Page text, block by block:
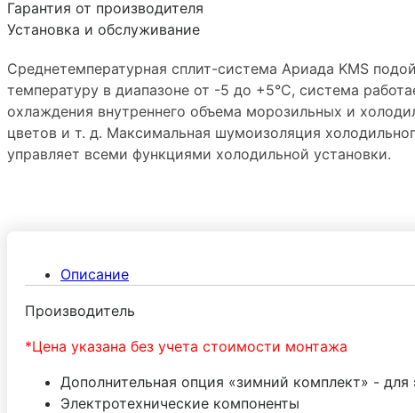
Гарантия от производителя
Установка и обслуживание
Среднетемпературная сплит-система Ариада KMS
температуру в диапазоне от -5 до +5°С, система
охлаждения внутреннего объема морозильных и
цветов и т. д. Максимальная шумоизоляция
управляет всеми функциями холодильной установки.
Описание
Производитель
*Цена указана без учета стоимости монтажа
Дополнительная опция «зимний комплект» -
Электротехнические компоненты